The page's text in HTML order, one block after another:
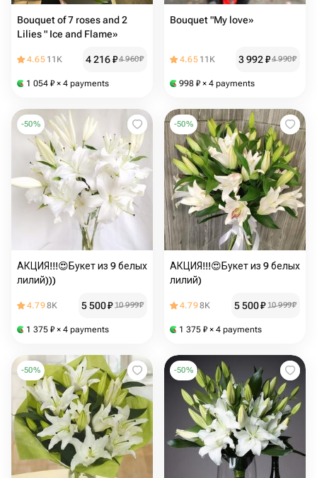
Bouquet of 7 roses and 2
Lilies " Ice and Flame»
4.65 11K 4 216₽4 960₽
1 054 ₽ × 4 payments
Bouquet "My love»
4.65 11K 3 992₽4 990₽
998 ₽ × 4 payments
-50%
АКЦИЯ!!!😍Букет из 9 белых
лилий)))
4.798K 5 500₽ 10 999₽
1 375 ₽ × 4 payments
-50%
АКЦИЯ!!!😍Букет из 9 белых
лилий)
4.798K 5 500₽ 10 999₽
1 375 ₽ × 4 payments
-50% -50%